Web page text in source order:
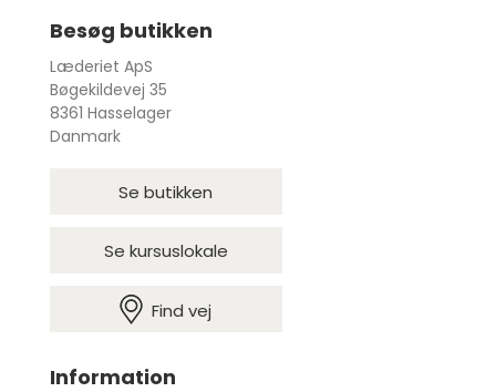
Besøg butikken
Læderiet ApS
Bøgekildevej 35
8361 Hasselager
Danmark
Se butikken
Se kursuslokale
Find vej
Information